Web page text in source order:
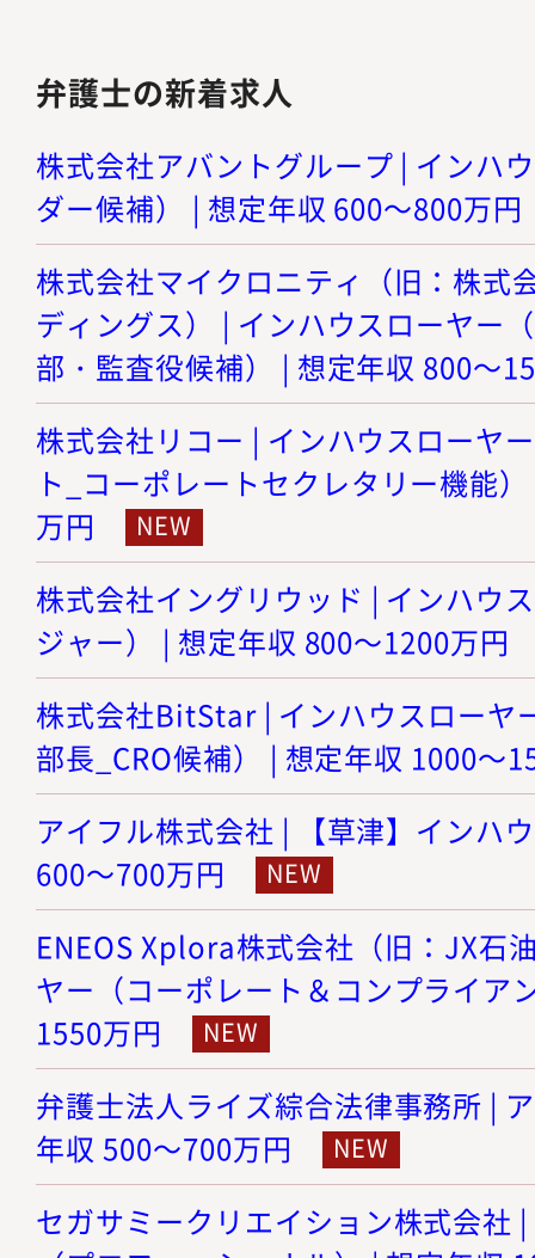
弁護士の新着求人
株式会社アバントグループ | インハ
ダー候補） | 想定年収 600～800万円
株式会社マイクロニティ（旧：株式
ディングス） | インハウスローヤー
部・監査役候補） | 想定年収 800～
株式会社リコー | インハウスローヤ
ト_コーポレートセクレタリー機能
万円
株式会社イングリウッド | インハウ
ジャー） | 想定年収 800～1200万円
株式会社BitStar | インハウスローヤ
部長_CRO候補） | 想定年収 1000～
アイフル株式会社 | 【草津】インハ
600～700万円
ENEOS Xplora株式会社（旧：JX石
ヤー（コーポレート＆コンプライア
1550万円
弁護士法人ライズ綜合法律事務所 |
年収 500～700万円
セガサミークリエイション株式会社